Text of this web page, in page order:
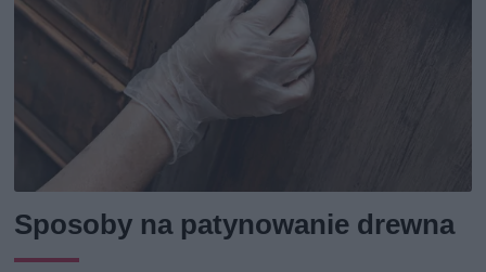
Sposoby na patynowanie drewna